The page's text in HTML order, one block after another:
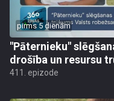
pirms 5 dienām
"Pāternieku"
drošība un resursu
411. epizode